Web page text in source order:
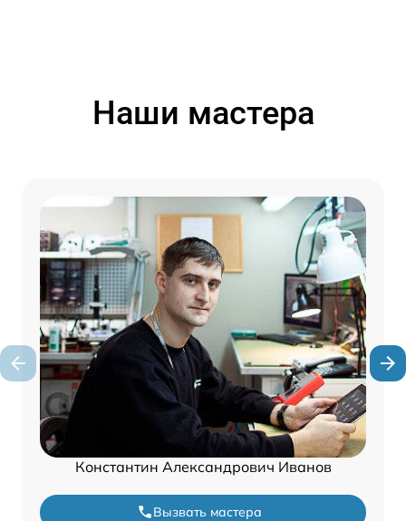
Наши мастера
Константин Александрович Иванов
Вызвать мастера